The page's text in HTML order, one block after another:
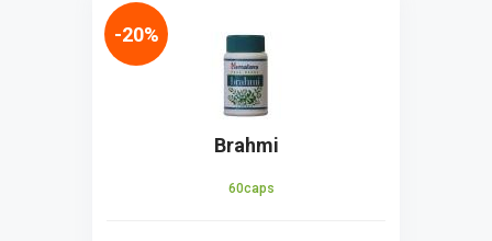
Brahmi
60caps
-20%